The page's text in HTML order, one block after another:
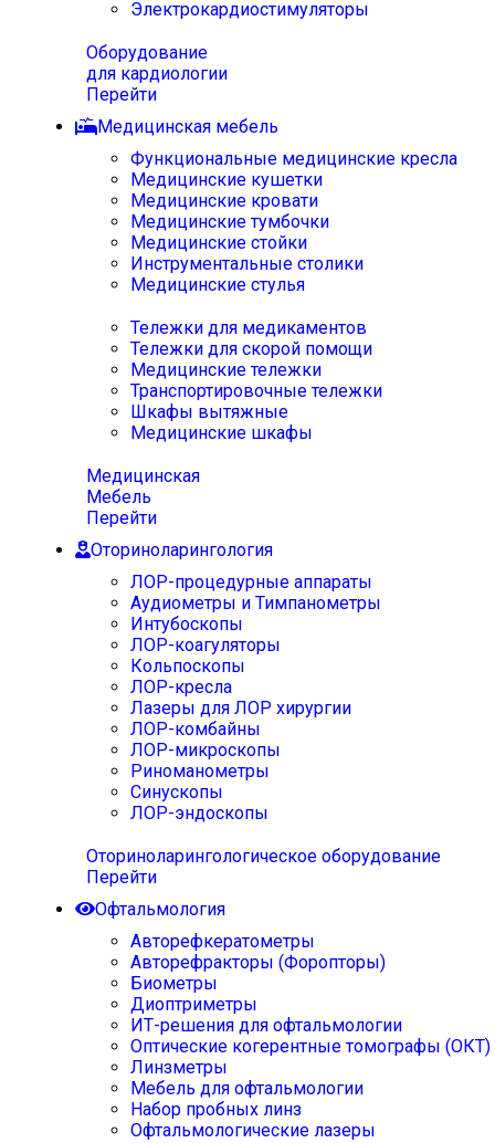
Электрокардиостимуляторы
Оборудование
для кардиологии
Перейти
Медицинская мебель
Функциональные медицинские кресла
Медицинские кушетки
Медицинские кровати
Медицинские тумбочки
Медицинские стойки
Инструментальные столики
Медицинские стулья
Тележки для медикаментов
Тележки для скорой помощи
Медицинские тележки
Транспортировочные тележки
Шкафы вытяжные
Медицинские шкафы
Медицинская
Мебель
Перейти
Оториноларингология
ЛОР-процедурные аппараты
Аудиометры и Тимпанометры
Интубоскопы
ЛОР-коагуляторы
Кольпоскопы
ЛОР-кресла
Лазеры для ЛОР хирургии
ЛОР-комбайны
ЛОР-микроскопы
Риноманометры
Синускопы
ЛОР-эндоскопы
Оториноларингологическое оборудование
Перейти
Офтальмология
Авторефкератометры
Авторефракторы (Форопторы)
Биометры
Диоптриметры
ИТ-решения для офтальмологии
Оптические когерентные томографы (ОКТ)
Линзметры
Мебель для офтальмологии
Набор пробных линз
Офтальмологические лазеры